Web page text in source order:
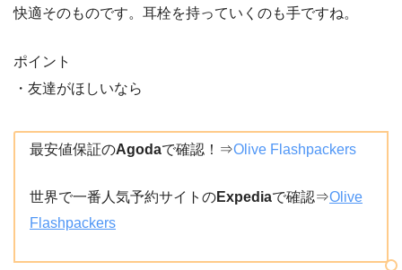
快適そのものです。耳栓を持っていくのも手ですね。
ポイント
・友達がほしいなら
最安値保証のAgodaで確認！⇒Olive Flashpackers
世界で一番人気予約サイトのExpediaで確認⇒Olive
Flashpackers